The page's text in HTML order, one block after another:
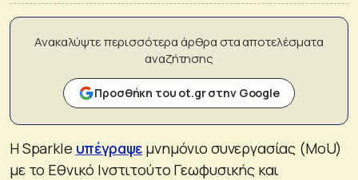
Ανακαλύψτε περισσότερα άρθρα στα αποτελέσματα
αναζήτησης
Προσθήκη του ot.gr στην Google
Η Sparkle υπέγραψε μνημόνιο συνεργασίας (MoU)
με το Εθνικό Ινστιτούτο Γεωφυσικής και